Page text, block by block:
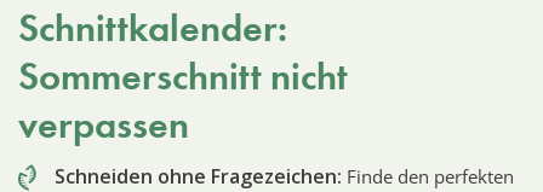
Schnittkalender:
Sommerschnitt nicht
verpassen
Schneiden ohne Fragezeichen: Finde den perfekten